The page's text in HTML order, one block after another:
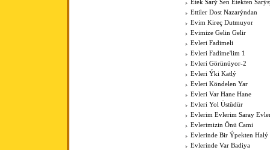
Etek Sarý Sen Etekten
Ettiler Dost Nazarýndan
Evim Kireç Dutmuyor
Evimize Gelin Gelir
Evleri Fadimeli
Evleri Fadime'lim 1
Evleri Görünüyor-2
Evleri Ýki Katlý
Evleri Köndelen Yar
Evleri Var Hane Hane
Evleri Yol Üstüdür
Evlerim Evlerim Saray
Evlerimizin Önü Cami
Evlerinde Bir Ýpekten Halý
Evlerinde Var Badiya